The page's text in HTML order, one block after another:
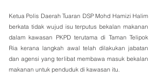
Ketua Polis Daerah Tuaran DSP Mohd Hamizi Halim
berkata tidak wujud isu terputus bekalan makanan
dalam kawasan PKPD terutama di Taman Telipok
Ria kerana langkah awal telah dilakukan jabatan
dan agensi yang terlibat membawa masuk bekalan
makanan untuk penduduk di kawasan itu.